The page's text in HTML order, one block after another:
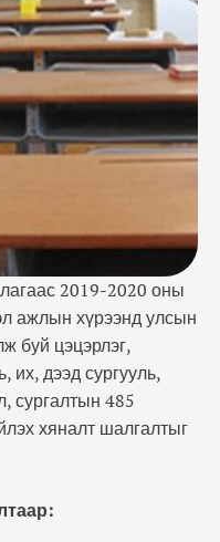
Урьдчилан
засвар
ногоон
биеийн тамир, …
2019-2020 оны
ажлын хүрээнд улсын
буй цэцэрлэг,
их, дээд сургууль,
сургалтын 485
хяналт шалгалтыг